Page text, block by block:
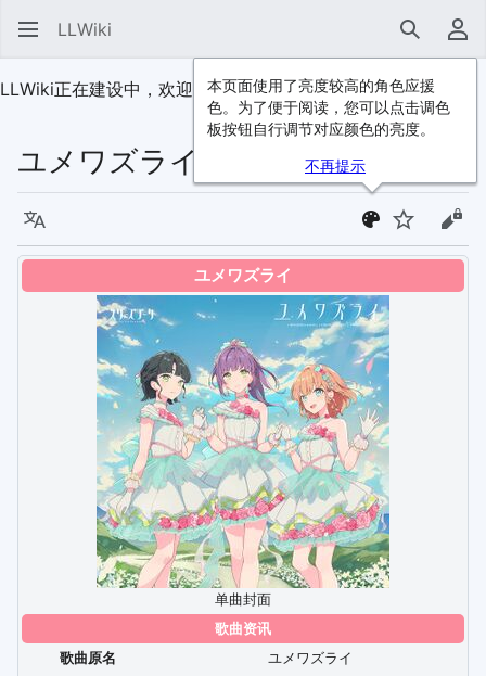
LLWiki 搜索 用
LLWiki正在建设中，欢迎 加入我们！
ユメワズライ
语言 监视 查
ユメワズライ
单曲封面
歌曲资讯
歌曲原名
ユメワズライ
本页面使用了亮度较高的角色应援
色。为了便于阅读，您可以点击调色
板按钮自行调节对应颜色的亮度。
不再提示